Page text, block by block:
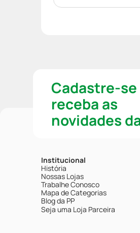
Cadastre-se
receba as
novidades
Institucional
História
Nossas Lojas
Trabalhe Conosco
Mapa de Categorias
Blog da PP
Seja uma Loja Parceira